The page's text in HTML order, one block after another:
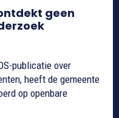
geen
publicatie over
heeft de gemeente
op openbare